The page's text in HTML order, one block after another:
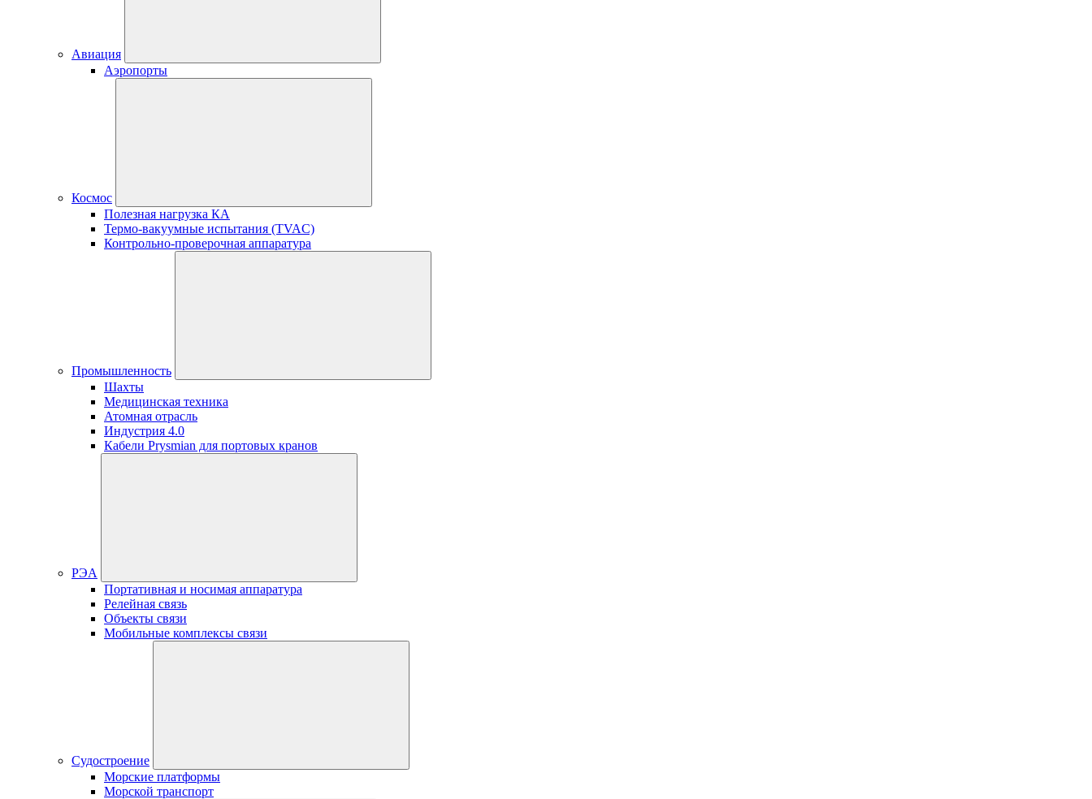
Авиация
Аэропорты
Космос
Полезная нагрузка КА
Термо-вакуумные испытания (TVAC)
Контрольно-проверочная аппаратура
Промышленность
Шахты
Медицинская техника
Атомная отрасль
Индустрия 4.0
Кабели Prysmian для портовых кранов
РЭА
Портативная и носимая аппаратура
Релейная связь
Объекты связи
Мобильные комплексы связи
Судостроение
Морские платформы
Морской транспорт